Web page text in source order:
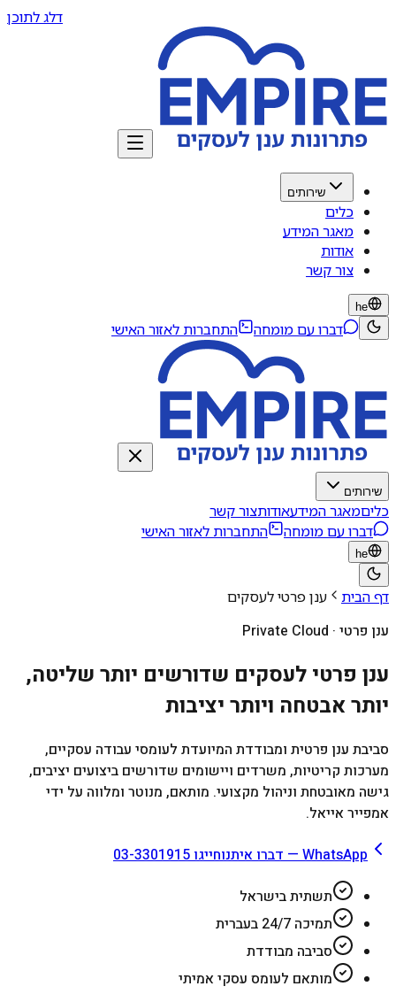
דלג לתוכן
שירותים
כלים
מאגר המידע
אודות
צור קשר
he
דברו עם מומחה התחברות לאזור האישי
שירותים
כליםמאגר המידעאודותצור קשר
דברו עם מומחה
התחברות לאזור האישי
he
דף הבית ענן פרטי לעסקים
ענן פרטי · Private Cloud
ענן פרטי לעסקים שדורשים יותר שליטה,
יותר אבטחה ויותר יציבות
סביבת ענן פרטית ומבודדת המיועדת לעומסי עבודה עסקיים,
מערכות קריטיות, משרדים ויישומים שדורשים ביצועים יציבים,
גישה מאובטחת וניהול מקצועי. מותאם, מנוטר ומלווה על ידי
אמפייר אייאל.
WhatsApp — דברו איתנו
חייגו 03-3301915
תשתית בישראל
תמיכה 24/7 בעברית
סביבה מבודדת
מותאם לעומס עסקי אמיתי